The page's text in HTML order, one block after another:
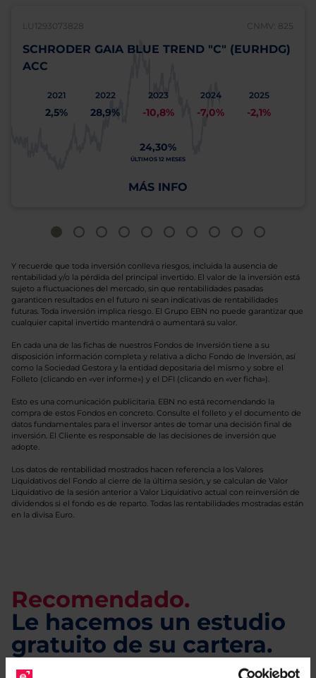
LU1293073828 CNMV: 825
SCHRODER GAIA BLUE TREND "C" (EURHDG)
ACC
2021
2,5%
2022
28,9%
2023
-10,8%
2024
-7,0%
2025
-2,1%
24,30%
ÚLTIMOS 12 MESES
MÁS INFO
Y recuerde que toda inversión conlleva riesgos, incluida la ausencia de
rentabilidad y/o la pérdida del principal invertido. El valor de la inversión está
sujeto a fluctuaciones del mercado, sin que rentabilidades pasadas
garanticen resultados en el futuro ni sean indicativas de rentabilidades
futuras. Toda inversión implica riesgo. El Grupo EBN no puede garantizar que
cualquier capital invertido mantendrá o aumentará su valor.
En cada una de las fichas de nuestros Fondos de Inversión tiene a su
disposición información completa y relativa a dicho Fondo de Inversión, así
como la Sociedad Gestora y la entidad depositaria del mismo y sobre el
Folleto (clicando en «ver informe») y el DFI (clicando en «ver ficha»).
Esto es una comunicación publicitaria. EBN no está recomendando la
compra de estos Fondos en concreto. Consulte el folleto y el documento de
datos fundamentales para el inversor antes de tomar una decisión final de
inversión. El Cliente es responsable de las decisiones de inversión que
adopte.
Los datos de rentabilidad mostrados hacen referencia a los Valores
Liquidativos del Fondo al cierre de la última sesión, y se calculan de Valor
Liquidativo de la sesión anterior a Valor Liquidativo actual con reinversión de
dividendos si el fondo es de reparto. Todas las rentabilidades mostradas están
en la divisa Euro.
Recomendado.
Le hacemos un estudio
gratuito de su cartera.